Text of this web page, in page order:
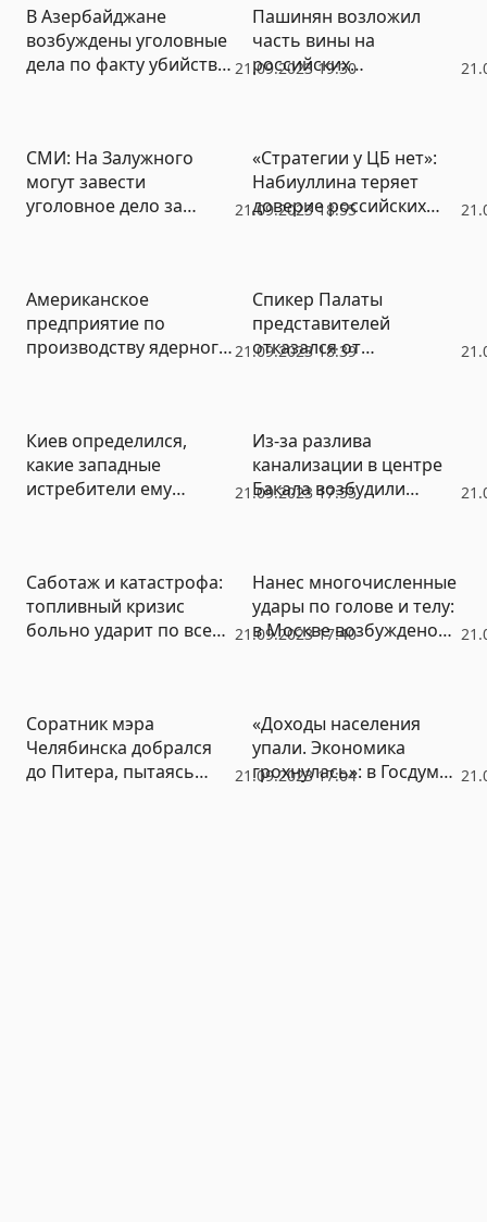
21.09.2023 19:30
В Азербайджане
возбуждены уголовные
дела по факту убийства
Пашинян возложил
часть вины на
российских
21.09.2023 18:55
СМИ: На Залужного
могут завести
уголовное дело за
«Стратегии у ЦБ нет»:
Набиуллина теряет
доверие российских
21.09.2023 18:39
Американское
предприятие по
производству ядерного
Спикер Палаты
представителей
отказался от
Украины
21.09.2023 17:55
Киев определился,
какие западные
истребители ему
Из-за разлива
канализации в центре
Бакала возбудили
21.09.2023 17:40
Саботаж и катастрофа:
топливный кризис
больно ударит по всей
Нанес многочисленные
удары по голове и телу:
в Москве возбуждено
летнего подростка
21.09.2023 17:04
Соратник мэра
Челябинска добрался
до Питера, пытаясь
«Доходы населения
упали. Экономика
грохнулась»: в Госдуме